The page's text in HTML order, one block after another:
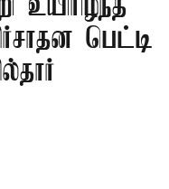
உயிரிழந்த
பெட்டி